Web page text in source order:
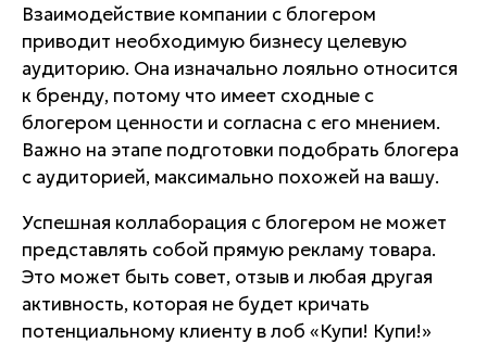
Взаимодействие компании с блогером
приводит необходимую бизнесу целевую
аудиторию. Она изначально лояльно относится
к бренду, потому что имеет сходные с
блогером ценности и согласна с его мнением.
Важно на этапе подготовки подобрать блогера
с аудиторией, максимально похожей на вашу.
Успешная коллаборация с блогером не может
представлять собой прямую рекламу товара.
Это может быть совет, отзыв и любая другая
активность, которая не будет кричать
потенциальному клиенту в лоб «Купи! Купи!»